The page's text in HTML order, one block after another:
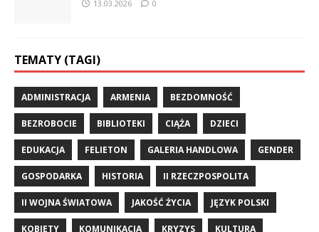
13.03.2026 0
TEMATY (TAGI)
ADMINISTRACJA ARMENIA BEZDOMNOŚĆ
BEZROBOCIE BIBLIOTEKI CIĄŻA DZIECI
EDUKACJA FELIETON GALERIA HANDLOWA GENDER
GOSPODARKA HISTORIA II RZECZPOSPOLITA
II WOJNA ŚWIATOWA JAKOŚĆ ŻYCIA JĘZYK POLSKI
KOBIETY KOMUNIKACJA KRYZYS KULTURA